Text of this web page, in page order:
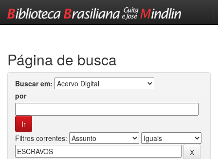
Página de busca
Buscar em:
por
Filtros correntes: